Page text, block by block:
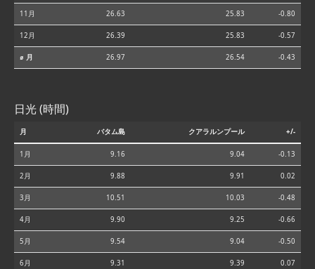
11月 26.63 25.83 -0.80
12月 26.39 25.83 -0.57
⌀ 月 26.97 26.54 -0.43
日光 (時間)
月 バタム島 クアラルンプール +/-
1月 9.16 9.04 -0.13
2月 9.88 9.91 0.02
3月 10.51 10.03 -0.48
4月 9.90 9.25 -0.66
5月 9.54 9.04 -0.50
6月 9.31 9.39 0.07